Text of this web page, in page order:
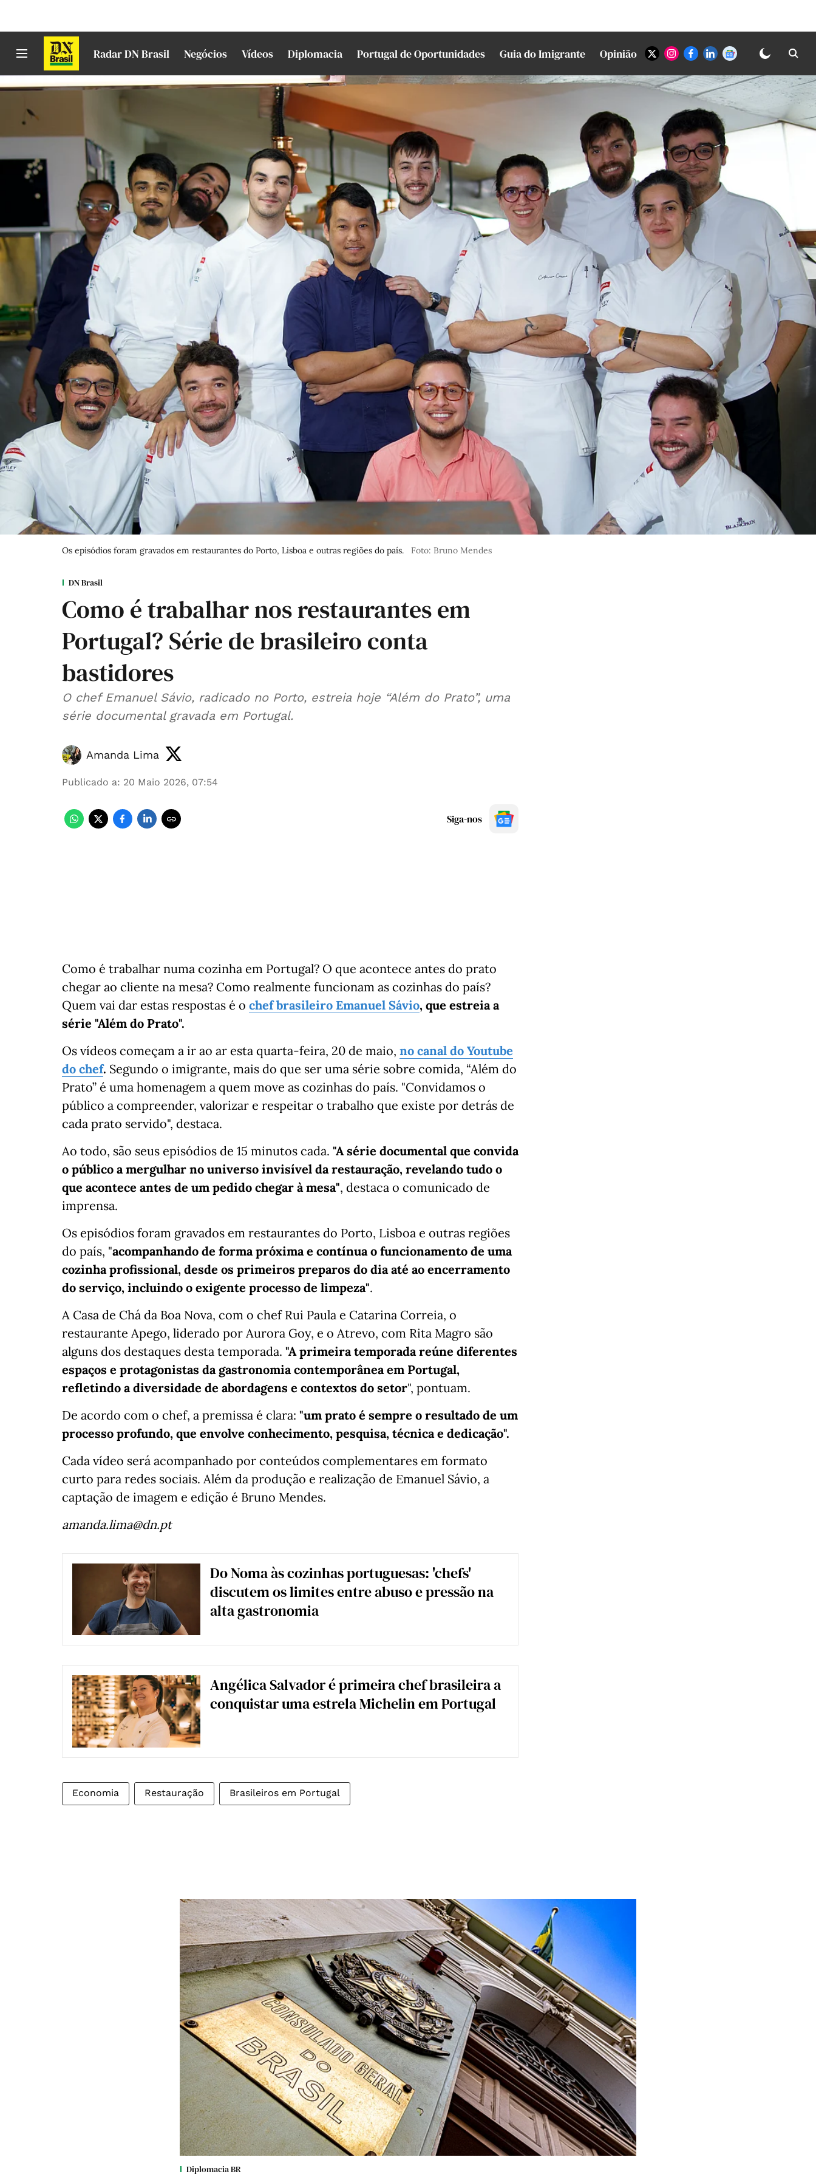
Radar DN Brasil Negócios Vídeos Diplomacia Portugal de Oportunidades Guia do Imigrante Opinião
Os episódios foram gravados em restaurantes do Porto, Lisboa e outras regiões do país. Foto: Bruno Mendes
DN Brasil
Como é trabalhar nos restaurantes em
Portugal? Série de brasileiro conta
bastidores
O chef Emanuel Sávio, radicado no Porto, estreia hoje “Além do Prato”, uma
série documental gravada em Portugal.
Amanda Lima
Publicado a: 20 Maio 2026, 07:54
Siga-nos
Como é trabalhar numa cozinha em Portugal? O que acontece antes do prato
chegar ao cliente na mesa? Como realmente funcionam as cozinhas do país?
Quem vai dar estas respostas é o chef brasileiro Emanuel Sávio, que estreia a
série "Além do Prato".
Os vídeos começam a ir ao ar esta quarta-feira, 20 de maio, no canal do Youtube
do chef. Segundo o imigrante, mais do que ser uma série sobre comida, “Além do
Prato” é uma homenagem a quem move as cozinhas do país. "Convidamos o
público a compreender, valorizar e respeitar o trabalho que existe por detrás de
cada prato servido", destaca.
Ao todo, são seus episódios de 15 minutos cada. "A série documental que convida
o público a mergulhar no universo invisível da restauração, revelando tudo o
que acontece antes de um pedido chegar à mesa", destaca o comunicado de
imprensa.
Os episódios foram gravados em restaurantes do Porto, Lisboa e outras regiões
do país, "acompanhando de forma próxima e contínua o funcionamento de uma
cozinha profissional, desde os primeiros preparos do dia até ao encerramento
do serviço, incluindo o exigente processo de limpeza".
A Casa de Chá da Boa Nova, com o chef Rui Paula e Catarina Correia, o
restaurante Apego, liderado por Aurora Goy, e o Atrevo, com Rita Magro são
alguns dos destaques desta temporada. "A primeira temporada reúne diferentes
espaços e protagonistas da gastronomia contemporânea em Portugal,
refletindo a diversidade de abordagens e contextos do setor", pontuam.
De acordo com o chef, a premissa é clara: "um prato é sempre o resultado de um
processo profundo, que envolve conhecimento, pesquisa, técnica e dedicação".
Cada vídeo será acompanhado por conteúdos complementares em formato
curto para redes sociais. Além da produção e realização de Emanuel Sávio, a
captação de imagem e edição é Bruno Mendes.
amanda.lima@dn.pt
Do Noma às cozinhas portuguesas: 'chefs'
discutem os limites entre abuso e pressão na
alta gastronomia
Angélica Salvador é primeira chef brasileira a
conquistar uma estrela Michelin em Portugal
Economia Restauração Brasileiros em Portugal
Diplomacia BR